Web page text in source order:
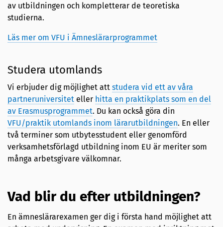
av utbildningen och kompletterar de teoretiska
studierna.
Läs mer om VFU i Ämneslärarprogrammet
Studera utomlands
Vi erbjuder dig möjlighet att studera vid ett av våra
partneruniversitet eller hitta en praktikplats som en del
av Erasmusprogrammet. Du kan också göra din
VFU/praktik utomlands inom lärarutbildningen. En eller
två terminer som utbytesstudent eller genomförd
verksamhetsförlagd utbildning inom EU är meriter som
många arbetsgivare välkomnar.
Vad blir du efter utbildningen?
En ämneslärarexamen ger dig i första hand möjlighet att